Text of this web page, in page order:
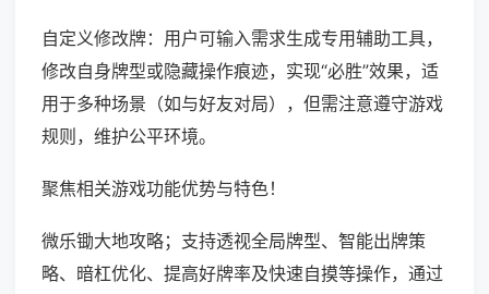
自定义修改牌：用户可输入需求生成专用辅助工具，
修改自身牌型或隐藏操作痕迹，实现“必胜”效果，适
用于多种场景（如与好友对局），但需注意遵守游戏
规则，维护公平环境。
聚焦相关游戏功能优势与特色！
微乐锄大地攻略；支持透视全局牌型、智能出牌策
略、暗杠优化、提高好牌率及快速自摸等操作，通过